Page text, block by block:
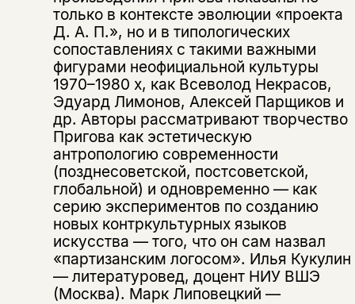
только в контексте эволюции «проекта
Д. А. П.», но и в типологических
сопоставлениях с такими важными
фигурами неофициальной культуры
1970–1980 х, как Всеволод Некрасов,
Эдуард Лимонов, Алексей Парщиков и
др. Авторы рассматривают творчество
Пригова как эстетическую
антропологию современности
(позднесоветской, постсоветской,
глобальной) и одновременно — как
серию экспериментов по созданию
новых контркультурных языков
искусства — того, что он сам назвал
«партизанским логосом». Илья Кукулин
— литературовед, доцент НИУ ВШЭ
(Москва). Марк Липовецкий —